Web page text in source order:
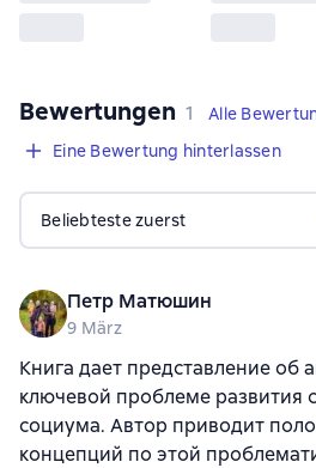
Bewertungen 1
1
Alle
Eine Bewertung hinterlassen
Beliebteste zuerst
Петр Матюшин
9 März
Книга дает представление об
ключевой проблеме развития
социума. Автор приводит
концепций по этой